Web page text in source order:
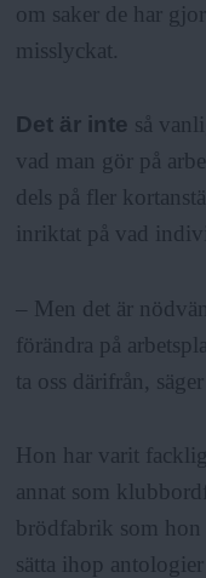
om saker de har
misslyckat.
Det är inte så
vad man gör på
dels på fler
inriktat på vad
– Men det är
förändra på
ta oss därifrån,
Hon har varit
annat som
brödfabrik som
sätta ihop